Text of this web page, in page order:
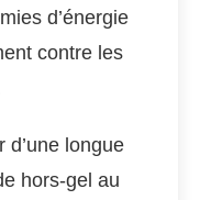
d’énergie
contre les
d’une longue
hors-gel au